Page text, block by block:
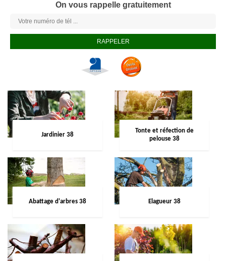
On vous rappelle gratuitement
Jardinier 38
Tonte et réfection de
pelouse 38
Abattage d'arbres 38 Elagueur 38